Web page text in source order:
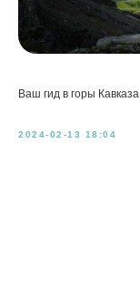
Ваш гид в горы Кавказа
2024-02-13 18:04